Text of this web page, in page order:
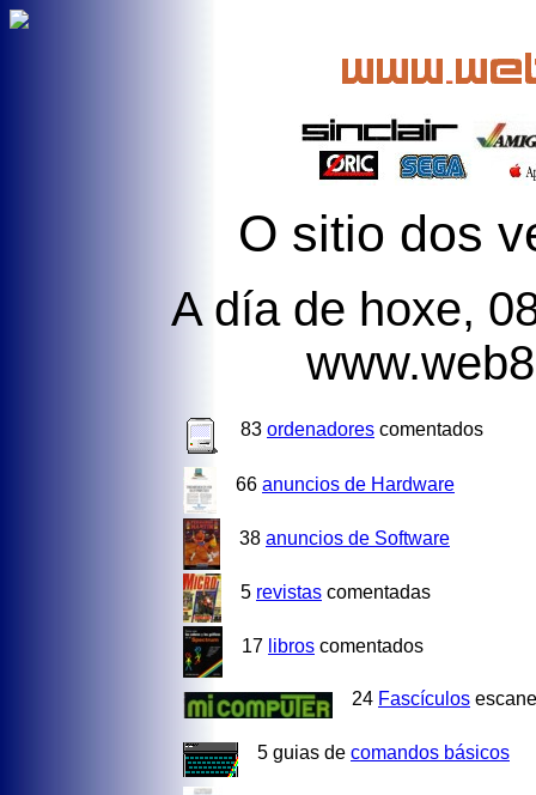
O sitio dos
A día de hoxe,
83 ordenadores comentados
66 anuncios de Hardware
38 anuncios de Software
5 revistas comentadas
17 libros comentados
24 Fascículos
5 guias de comandos básicos